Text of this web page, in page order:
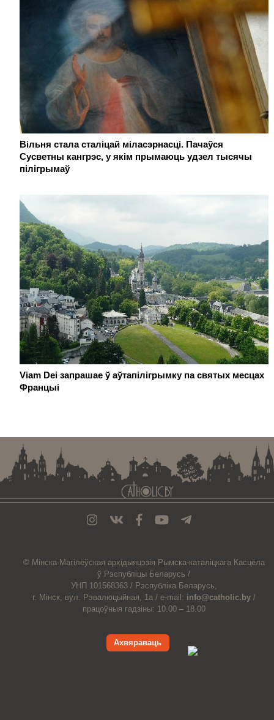
Вільня стала сталіцай міласэрнасці. Пачаўся
Сусветны кангрэс, у якім прымаюць удзел тысячы
пілігрымаў
Viam Dei запрашае ў аўтапілігрымку па святых месцах
Францыі
© Мiнска-Магiлёўская архiдыяцэзiя Рымска-каталіцкага Касцёла
ў Рэспубліцы Беларусь /
УНП 101568363 / Рэспубліка Беларусь,
г. Мінск, вул. Рэвалюцыйная, 1а / e-mail: info@catholic.by /
працоўныя гадзіны: 10.00 – 18.00
Ахвяраваць